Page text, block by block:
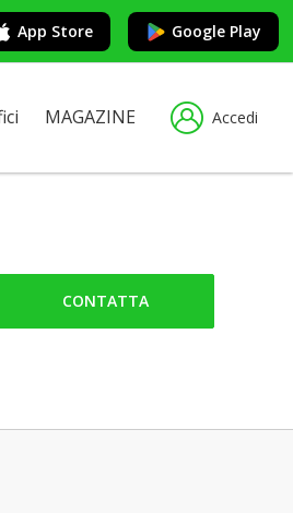
App Store Google Play
MAGAZINE Accedi
CONTATTA